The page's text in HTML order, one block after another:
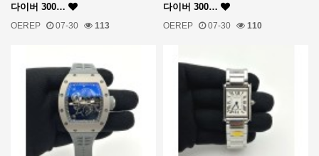
다이버 300…
OEREP 07-30 113
다이버 300…
OEREP 07-30 110